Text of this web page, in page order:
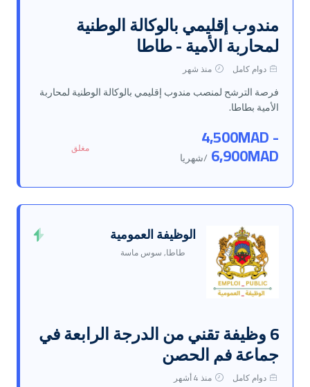
مندوب إقليمي بالوكالة الوطنية
لمحاربة الأمية - طاطا
دوام كامل منذ شهر
فرصة الترشح لمنصب مندوب إقليمي بالوكالة الوطنية لمحاربة
الأمية بطاطا.
4,500MAD -
6,900MAD /شهريا
مغلق
الوظيفة العمومية
طاطا, سوس ماسة
6 وظيفة تقني من الدرجة الرابعة في
جماعة فم الحصن
دوام كامل منذ 4 أشهر